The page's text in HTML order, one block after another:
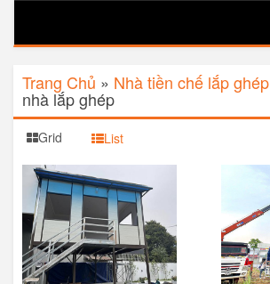
Trang Chủ » Nhà tiền chế lắp ghép
nhà lắp ghép
Grid List